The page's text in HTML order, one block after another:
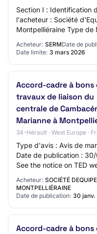
Section I : Identification
l'acheteur : Société
Montpelliéraine Type
Acheteur: SERMDate de
Date limite: 3 mars 2026
Accord-cadre à
travaux de liaison du
centrale de
Marianne à
34-Hérault · West Europe ·
Type d'avis : Avis de
Date de publication :
See the notice on TED
concurrence 70035-
Acheteur: SOCIÉTÉ
MONTPELLIÉRAINE
Date de publication: 30 janv.
Accord-cadre à